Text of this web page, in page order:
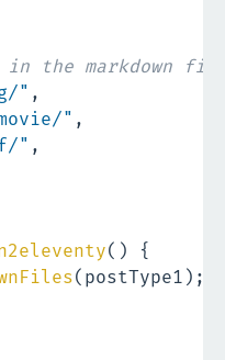
in the markdown
" ,
" ,
" ,
( )
{
( postType1 ) ;